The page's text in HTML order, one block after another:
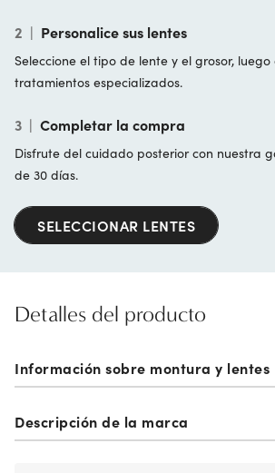
2 | Personalice sus lentes
Seleccione el tipo de lente y el grosor,
tratamientos especializados.
3 | Completar la compra
Disfrute del cuidado posterior con nuestra
de 30 días.
SELECCIONAR LENTES
Detalles del producto
Información sobre montura y lentes
Descripción de la marca